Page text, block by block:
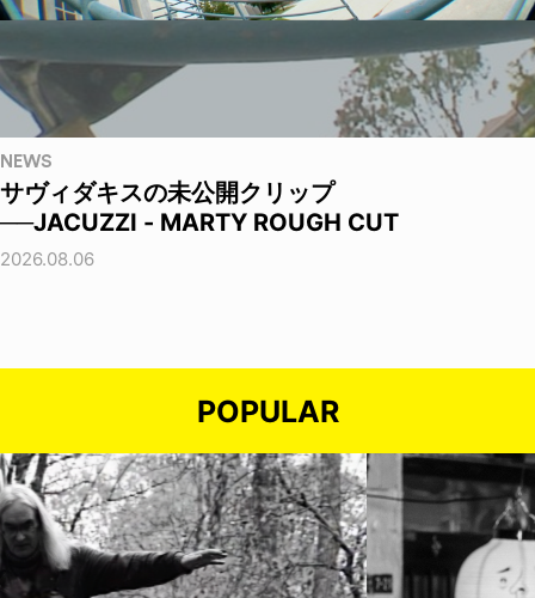
NEWS
サヴィダキスの未公開クリップ
──JACUZZI - MARTY ROUGH CUT
2026.08.06
POPULAR